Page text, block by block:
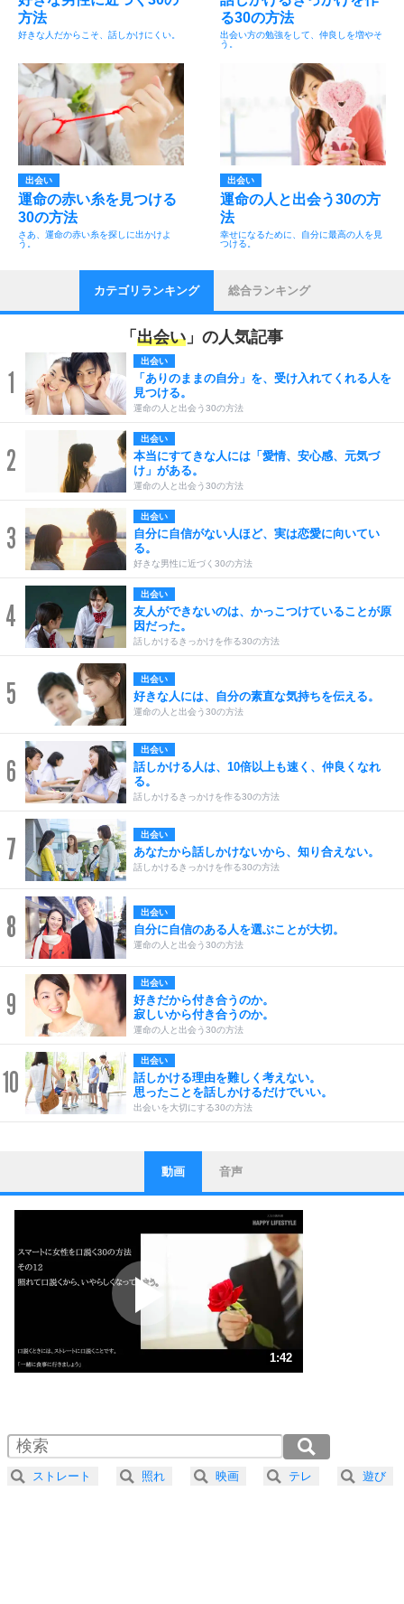
方法
好きな人だからこそ、話しかけにくい。
る30の方法
出会い方の勉強をして、仲良しを増やそ
う。
出会い
運命の赤い糸を見つける
30の方法
さあ、運命の赤い糸を探しに出かけよ
う。
出会い
運命の人と出会う30の方
法
幸せになるために、自分に最高の人を見
つける。
カテゴリランキング 総合ランキング
「 出会い 」の人気記事
1
出会い
「ありのままの自分」を、受け入れてくれる人を
見つける。
運命の人と出会う30の方法
2
出会い
本当にすてきな人には「愛情、安心感、元気づ
け」がある。
運命の人と出会う30の方法
3
出会い
自分に自信がない人ほど、実は恋愛に向いてい
る。
好きな男性に近づく30の方法
4
出会い
友人ができないのは、かっこつけていることが原
因だった。
話しかけるきっかけを作る30の方法
5 出会い
好きな人には、自分の素直な気持ちを伝える。
運命の人と出会う30の方法
6
出会い
話しかける人は、10倍以上も速く、仲良くなれ
る。
話しかけるきっかけを作る30の方法
7 出会い
あなたから話しかけないから、知り合えない。
話しかけるきっかけを作る30の方法
8 出会い
自分に自信のある人を選ぶことが大切。
運命の人と出会う30の方法
9
出会い
好きだから付き合うのか。
寂しいから付き合うのか。
運命の人と出会う30の方法
10
出会い
話しかける理由を難しく考えない。
思ったことを話しかけるだけでいい。
出会いを大切にする30の方法
1
ストレス対策
他人と比べない。
いっそのこと、他人を見ない。
いらいらしない人になる30の方法
ポジティブになれない原因は、行動しないから。
ポジティブ思考になる30の方法
ストレス対策
人生、なんとかなるもの。
気楽に生きる30の方法
4 器の大きい人は、怒りを優しさで表現する。
動画 音声
1:42
2.0倍速 （201KB 51秒）
2.5倍速 （161KB 41秒）
3.0倍速 （134KB 34秒）
ストレート 照れ 映画 テレ 遊び